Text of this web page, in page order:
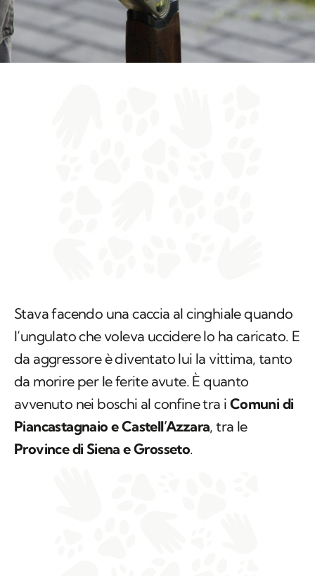
Stava facendo una caccia al cinghiale quando
l’ungulato che voleva uccidere lo ha caricato. E
da aggressore è diventato lui la vittima, tanto
da morire per le ferite avute. È quanto
avvenuto nei boschi al confine tra i Comuni di
Piancastagnaio e Castell’Azzara, tra le
Province di Siena e Grosseto.